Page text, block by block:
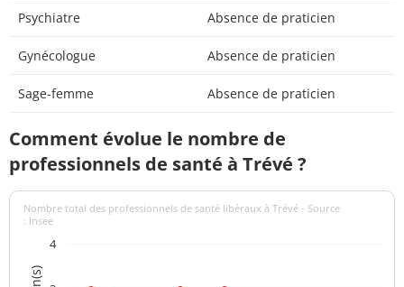
Psychiatre Absence de praticien
Gynécologue Absence de praticien
Sage-femme Absence de praticien
Comment évolue le nombre de
professionnels de santé à Trévé ?
Nombre total des professionnels de santé libéraux à Trévé - Source
: Insee
4